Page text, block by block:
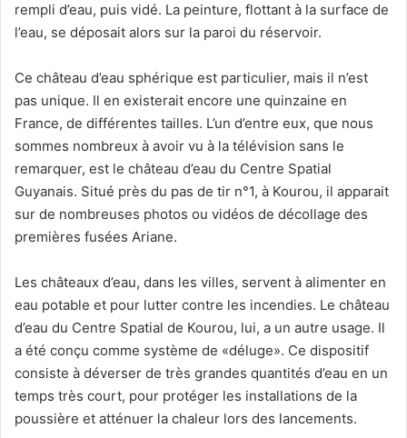
rempli d’eau, puis vidé. La peinture, flottant à la surface de
l’eau, se déposait alors sur la paroi du réservoir.
Ce château d’eau sphérique est particulier, mais il n’est
pas unique. Il en existerait encore une quinzaine en
France, de différentes tailles. L’un d’entre eux, que nous
sommes nombreux à avoir vu à la télévision sans le
remarquer, est le château d’eau du Centre Spatial
Guyanais. Situé près du pas de tir n°1, à Kourou, il apparait
sur de nombreuses photos ou vidéos de décollage des
premières fusées Ariane.
Les châteaux d’eau, dans les villes, servent à alimenter en
eau potable et pour lutter contre les incendies. Le château
d’eau du Centre Spatial de Kourou, lui, a un autre usage. Il
a été conçu comme système de «déluge». Ce dispositif
consiste à déverser de très grandes quantités d’eau en un
temps très court, pour protéger les installations de la
poussière et atténuer la chaleur lors des lancements.